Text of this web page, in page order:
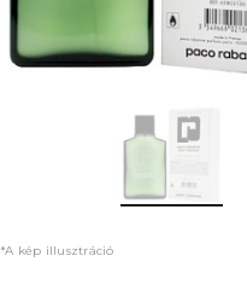
*A kép illusztráció